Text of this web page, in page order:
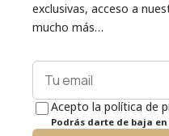
exclusivas, acceso a
mucho más…
Acepto la política de
Podrás darte de baja